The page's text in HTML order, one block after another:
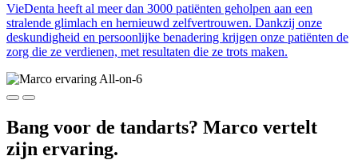
VieDenta heeft al meer dan 3000 patiënten geholpen aan een
stralende glimlach en hernieuwd zelfvertrouwen. Dankzij onze
deskundigheid en persoonlijke benadering krijgen onze patiënten de
zorg die ze verdienen, met resultaten die ze trots maken.
Bang voor de tandarts? Marco vertelt
zijn ervaring.